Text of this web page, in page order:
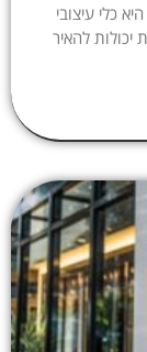
כלי עיצובי
להאיר